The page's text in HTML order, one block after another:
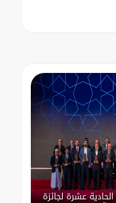
عشرة لجائزة